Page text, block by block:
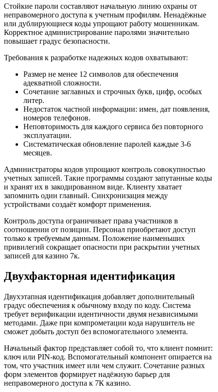
Стойкие пароли составляют начальную линию охраны от
неправомерного доступа к учетным профилям. Ненадёжные
или дублирующиеся коды упрощают работу мошенникам.
Корректное администрирование паролями значительно
повышает градус безопасности.
Требования к разработке надежных кодов охватывают:
Размер не менее 12 символов для обеспечения
адекватной сложности.
Сочетание заглавных и строчных букв, цифр, особых
литер.
Недостаток частной информации: имен, дат появления,
номеров телефонов.
Неповторимость для каждого сервиса без повторного
эксплуатации.
Систематическая обновление паролей каждые 3-6
месяцев.
Администраторы кодов упрощают контроль совокупностью
учетных записей. Такие программы создают запутанные коды
и хранят их в закодированном виде. Клиенту хватает
запомнить один главный. Синхронизация между
устройствами создаёт комфорт применения.
Контроль доступа ограничивает права участников в
соотношении от позиции. Персонал приобретают доступ
только к требуемым данным. Положение наименьших
привилегий сокращает опасности при раскрытии учетных
записей для казино 7к.
Двухфакторная идентификация
Двухэтапная идентификация добавляет дополнительный
градус обеспечения к обычному входу по коду. Система
требует верификации идентичности двумя независимыми
методами. Даже при компрометации кода нарушитель не
сможет добыть доступ без вспомогательного элемента.
Начальный фактор представляет собой то, что клиент помнит:
ключ или PIN-код. Вспомогательный компонент опирается на
том, что участник имеет или чем служит. Сочетание разных
форм элементов формирует надёжную барьер для
неправомерного доступа к 7К казино.